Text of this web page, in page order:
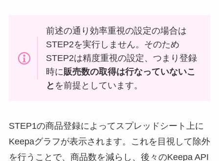
前述の通り効率重視の設定の場合は
STEP2を実行しません。そのため
STEP2は精度重視の設定、つまり登録
時に販売数の取得は行なっていないこ
と を前提としています。
STEP1の商品登録によってスプレッドシート上に
Keepaグラフが表示されます。これを目視して除外
を行うことで、商品数を減らし、後々のKeepa API